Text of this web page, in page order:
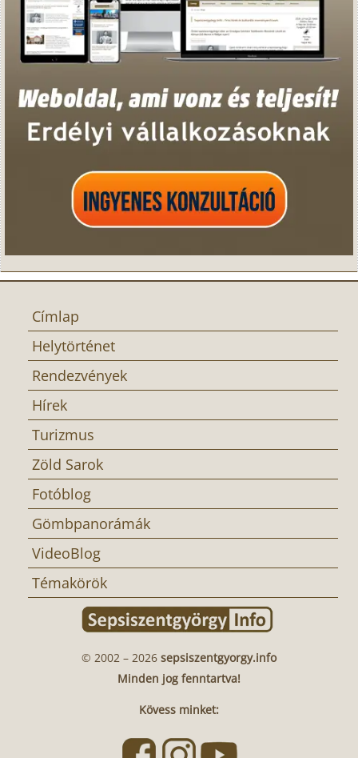
Címlap
Helytörténet
Rendezvények
Hírek
Turizmus
Zöld Sarok
Fotóblog
Gömbpanorámák
VideoBlog
Témakörök
© 2002 – 2026 sepsiszentgyorgy.info
Minden jog fenntartva!
Kövess minket: